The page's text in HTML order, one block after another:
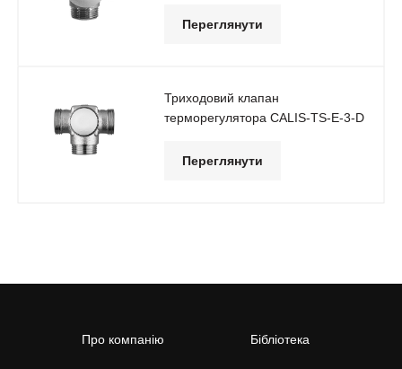
Переглянути
Триходовий клапан
терморегулятора CАLIS-ТS-E-3-D
Переглянути
Про компанію Бібліотека